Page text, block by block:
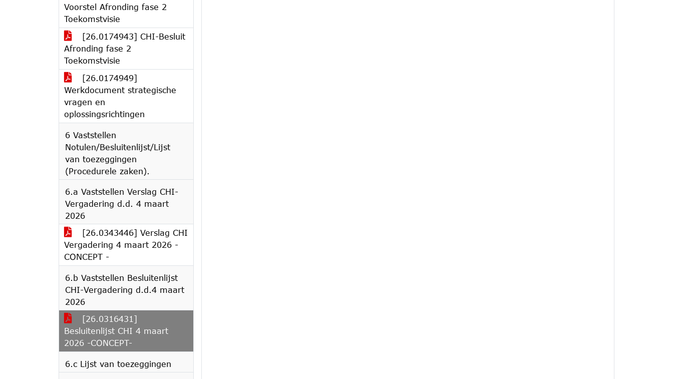
Voorstel Afronding fase 2
Toekomstvisie
[26.0174943] CHI-Besluit
Afronding fase 2
Toekomstvisie
[26.0174949]
Werkdocument strategische
vragen en
oplossingsrichtingen
6 Vaststellen
Notulen/Besluitenlijst/Lijst
van toezeggingen
(Procedurele zaken).
6.a Vaststellen Verslag CHI-
Vergadering d.d. 4 maart
2026
[26.0343446] Verslag CHI
Vergadering 4 maart 2026 -
CONCEPT -
6.b Vaststellen Besluitenlijst
CHI-Vergadering d.d.4 maart
2026
[26.0316431]
Besluitenlijst CHI 4 maart
2026 -CONCEPT-
6.c Lijst van toezeggingen